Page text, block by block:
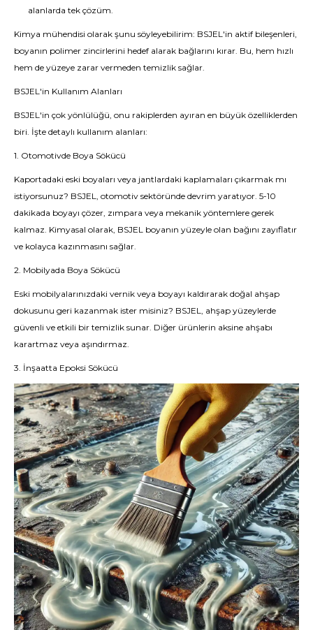
alanlarda tek çözüm.
Kimya mühendisi olarak şunu söyleyebilirim: BSJEL'in aktif bileşenleri,
boyanın polimer zincirlerini hedef alarak bağlarını kırar. Bu, hem hızlı
hem de yüzeye zarar vermeden temizlik sağlar.
BSJEL'in Kullanım Alanları
BSJEL'in çok yönlülüğü, onu rakiplerden ayıran en büyük özelliklerden
biri. İşte detaylı kullanım alanları:
1. Otomotivde Boya Sökücü
Kaportadaki eski boyaları veya jantlardaki kaplamaları çıkarmak mı
istiyorsunuz? BSJEL, otomotiv sektöründe devrim yaratıyor. 5-10
dakikada boyayı çözer, zımpara veya mekanik yöntemlere gerek
kalmaz. Kimyasal olarak, BSJEL boyanın yüzeyle olan bağını zayıflatır
ve kolayca kazınmasını sağlar.
2. Mobilyada Boya Sökücü
Eski mobilyalarınızdaki vernik veya boyayı kaldırarak doğal ahşap
dokusunu geri kazanmak ister misiniz? BSJEL, ahşap yüzeylerde
güvenli ve etkili bir temizlik sunar. Diğer ürünlerin aksine ahşabı
karartmaz veya aşındırmaz.
3. İnşaatta Epoksi Sökücü